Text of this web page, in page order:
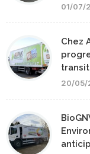
01/07/
Chez
20/05/